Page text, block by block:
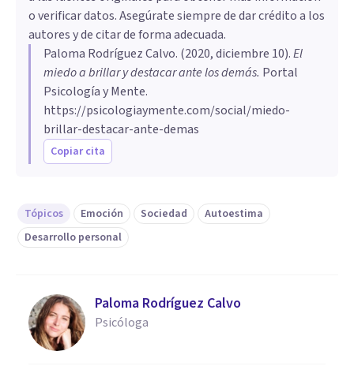
o verificar datos. Asegúrate siempre de dar crédito a los
autores y de citar de forma adecuada.
Paloma Rodríguez Calvo. (2020, diciembre 10).El
miedo a brillar y destacar ante los demás. Portal
Psicología y Mente.
https://psicologiaymente.com/social/miedo-
brillar-destacar-ante-demas
Copiar cita
Tópicos Emoción Sociedad
Autoestima
Desarrollo personal
Paloma Rodríguez Calvo
Psicóloga